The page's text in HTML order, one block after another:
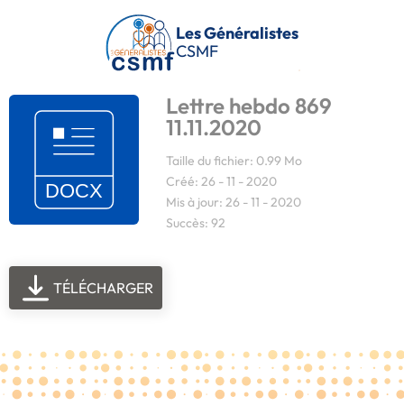
Passer au contenu principal
Les Généralistes
CSMF
Lettre hebdo 869
11.11.2020
Taille du fichier: 0.99 Mo
Créé: 26 - 11 - 2020
Mis à jour: 26 - 11 - 2020
Succès: 92
TÉLÉCHARGER